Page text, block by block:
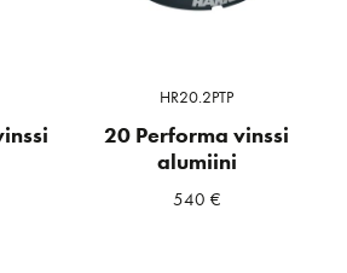
HR20.2PTP
20 Performa vinssi
alumiini
540 €